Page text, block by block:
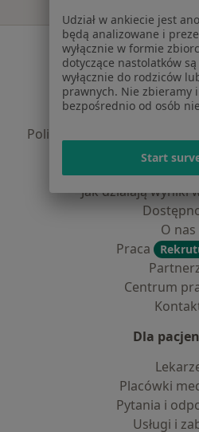
Serwis
Polityka
Polityka prywatności
Polityka prywatności dla
dane pozyskaliśmy
Polityka
Jak działają wyniki
O nas
Praca
Centrum
Dla
Placówki
Pytania i
Usługi i
Udział w ankiecie jest
będą analizowane i
wyłącznie w formie
dotyczące nastolatków
wyłącznie do rodziców
prawnych. Nie zbieramy
bezpośrednio od osób
Start